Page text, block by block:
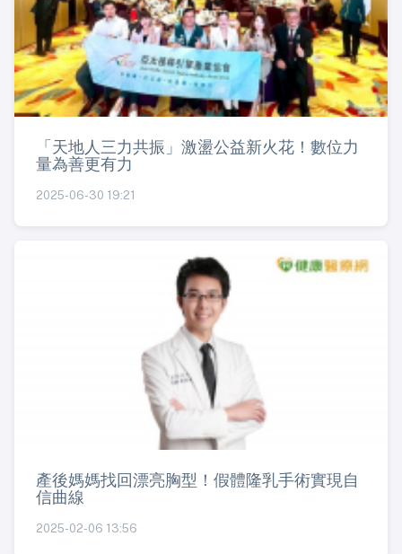
「天地人三力共振」激盪公益新火花！數位力
量為善更有力
2025-06-30 19:21
產後媽媽找回漂亮胸型！假體隆乳手術實現自
信曲線
2025-02-06 13:56